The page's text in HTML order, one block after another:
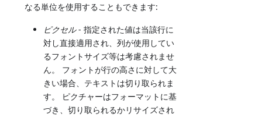
なる単位を使用することもできます:
ピクセル- 指定された値は当該行に
対し直接適用され、列が使用してい
るフォントサイズ等は考慮されませ
ん。 フォントが行の高さに対して大
きい場合、テキストは切り取られま
す。 ピクチャーはフォーマットに基
づき、切り取られるかリサイズされ